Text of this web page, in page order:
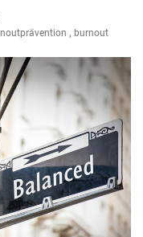
, burnout